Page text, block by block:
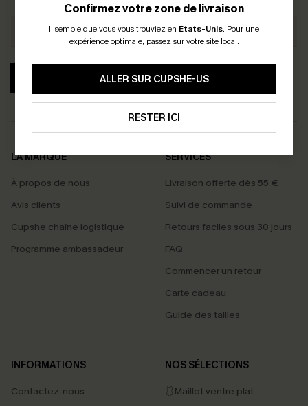
Confirmez votre zone de livraison
Il semble que vous vous trouviez en États-Unis. Pour une
expérience optimale, passez sur votre site local.
ALLER SUR CUPSHE-US
RESTER ICI
LA MARQUE
À propos de nous
Avis clients
Cupshe chaîne logistique
Programme ambassadeur
SERVICES
Livraison offerte dès 55 €
Suivi de commande
Retours faciles sous 30 jours
FAQ
Commencer un retour
Carte cadeau
Guide des tailles
INFORMATIONS
Contactez-nous
NOS SÉLECTIONS
🩱Maillot ventre plat